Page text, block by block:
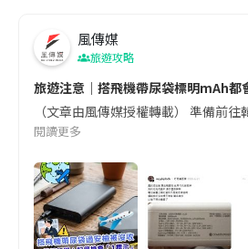
風傳媒
旅遊攻略
旅遊注意｜搭飛機帶尿袋標明mAh
（文章由風傳媒授權轉載） 準備前
閱讀更多